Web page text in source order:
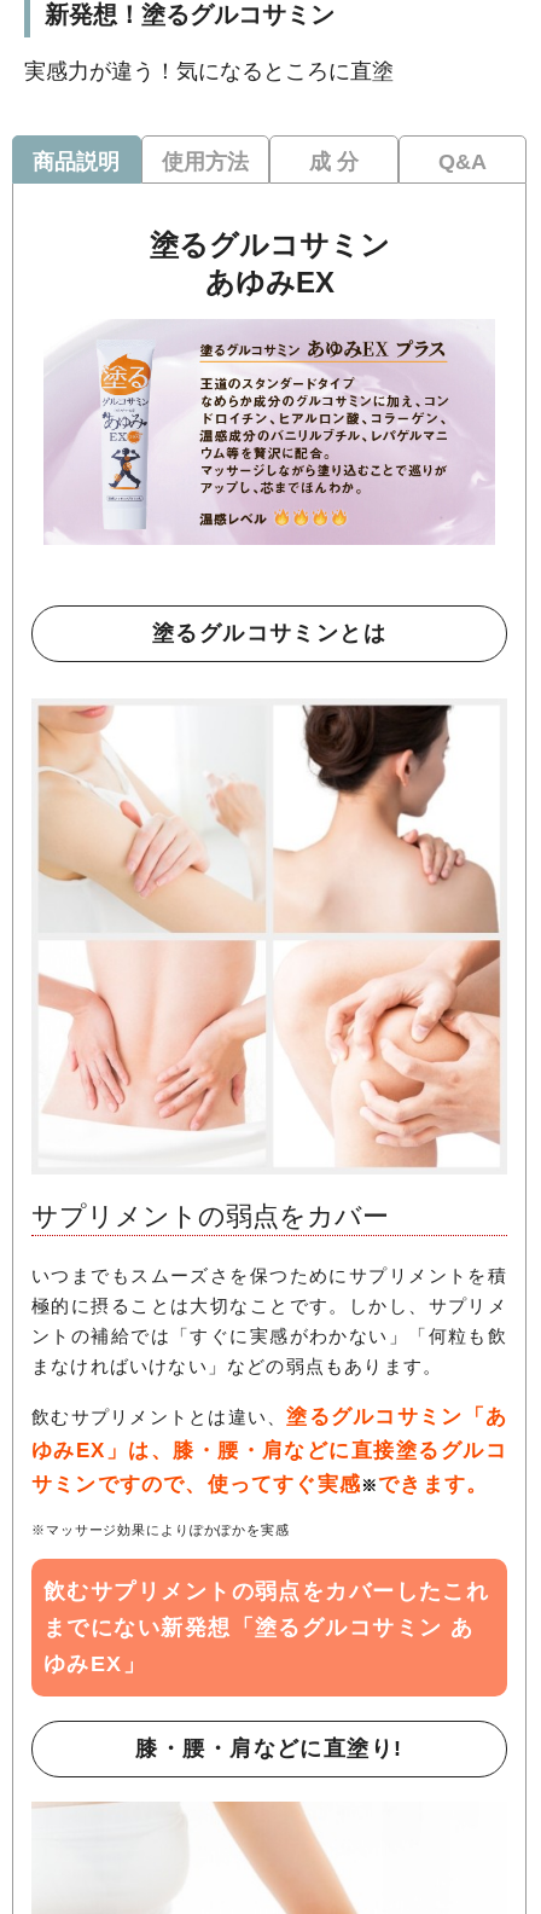
新発想！塗るグルコサミン
実感力が違う！気になるところに直塗
商品説明
塗るグルコサミン
あゆみEX
塗るグルコサミンとは
サプリメントの弱点をカバー
いつまでもスムーズさを保つためにサプリメントを積
極的に摂ることは大切なことです。しかし、サプリメ
ントの補給では「すぐに実感がわかない」「何粒も飲
まなければいけない」などの弱点もあります。
飲むサプリメントとは違い、塗るグルコサミン「あ
ゆみEX」は、膝・腰・肩などに直接塗るグルコ
サミンですので、使ってすぐ実感 ※できます。
※マッサージ効果によりぽかぽかを実感
飲むサプリメントの弱点をカバーしたこれ
までにない新発想「塗るグルコサミン あ
ゆみEX」
膝・腰・肩などに直塗り!
使用方法 成 分 Q&A